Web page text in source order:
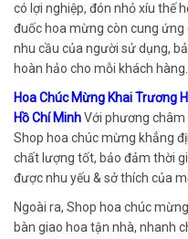
có lợi nghiệp, đón nhỏ xíu thế
đuốc hoa mừng còn cung
nhu cầu của người sử dụng,
hoàn hảo cho mỗi khách hàng.
Hoa Chúc Mừng Khai Trương
Hồ Chí MinhVới phương châm
Shop hoa chúc mừng khẳng
chất lượng tốt, bảo đảm thời
được nhu yếu & sở thích của
Ngoài ra, Shop hoa chúc
bàn giao hoa tận nhà, nhanh